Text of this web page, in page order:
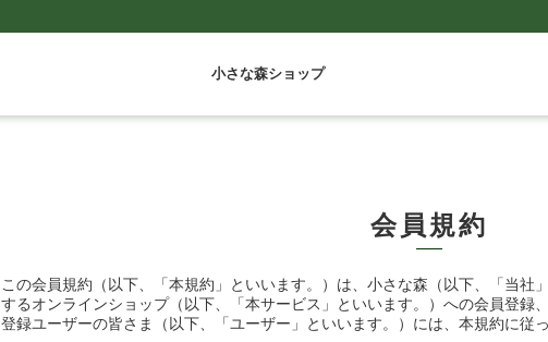
小さな森ショップ
会員規約
この会員規約（以下、「本規約」といいます。）は、小さな森（以下、「当社
するオンラインショップ（以下、「本サービス」といいます。）への会員登録
登録ユーザーの皆さま（以下、「ユーザー」といいます。）には、本規約に従